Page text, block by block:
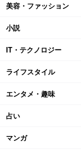
美容・ファッション
小説
IT・テクノロジー
ライフスタイル
エンタメ・趣味
占い
マンガ